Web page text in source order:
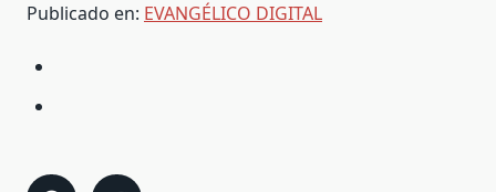
Publicado en: EVANGÉLICO DIGITAL